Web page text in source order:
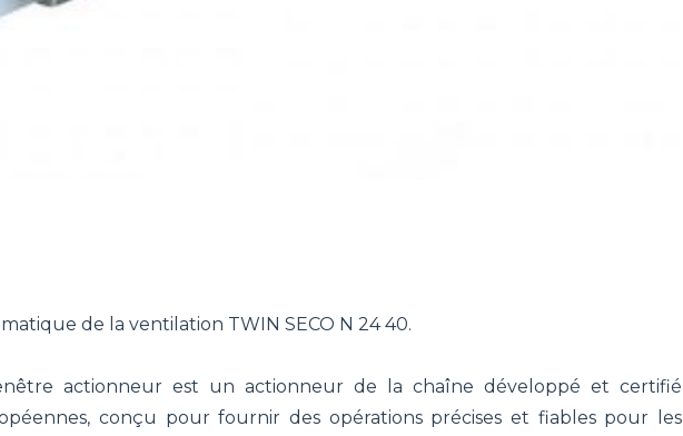
de la ventilation TWIN SECO N 24 40.
actionneur est un actionneur de la chaîne développé et certifié
conçu pour fournir des opérations précises et fiables pour les